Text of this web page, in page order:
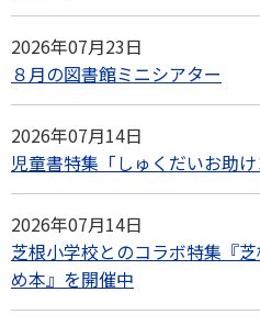
2026年07月23日
８月の図書館ミニシアター
2026年07月14日
児童書特集「しゅくだいお助
2026年07月14日
芝根小学校とのコラボ特集『
め本』を開催中